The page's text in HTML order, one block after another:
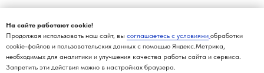
На сайте работают cookie!
Продолжая использовать наш сайт, вы соглашаетесь с условиями обработки
cookie-файлов и пользовательских данных с помощью Яндекс.Метрика,
необходимых для аналитики и улучшения качества работы сайта и сервиса.
Запретить эти действия можно в настройках браузера.